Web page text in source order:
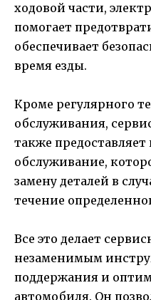
ходовой части,
помогает
обеспечивает
время езды.
Кроме регулярного
обслуживания,
также
обслуживание,
замену деталей в
течение
Все это делает
незаменимым
поддержания и
автомобиля. Он